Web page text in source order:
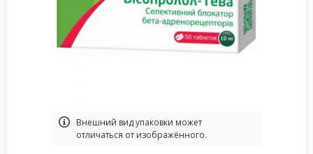
Bнешний вид упаковки может
отличаться от изображённого.